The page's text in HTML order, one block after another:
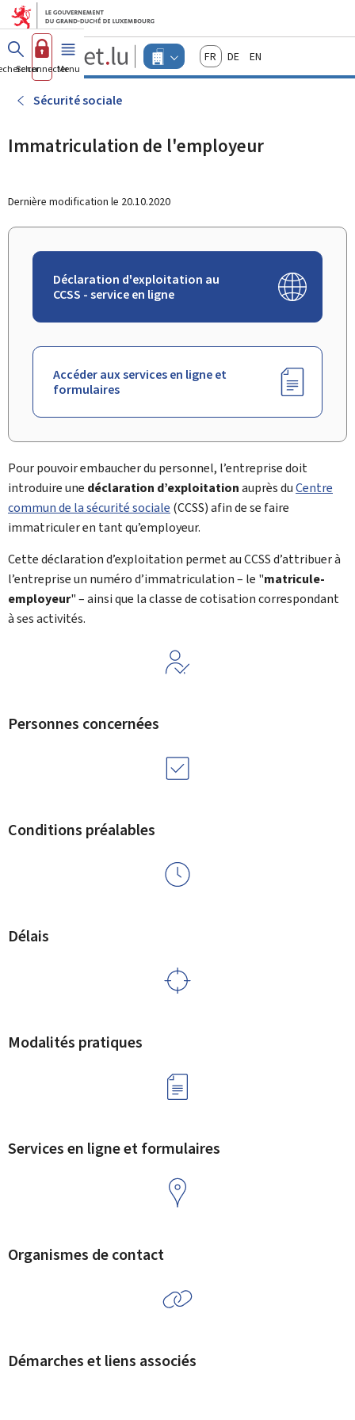
Aller au menu principal
Aller au contenu
Guichet.lu
Changer
d'espace
actif
FrançaisDeutschEnglish
Se connecterMenu principal
Sécurité sociale
Immatriculation de l'employeur
Dernière modification le 20.10.2020
Déclaration d'exploitation au
CCSS - service en ligne
Accéder aux services en ligne et
formulaires
Pour pouvoir embaucher du personnel, l’entreprise doit
introduire une déclaration d’exploitationauprès duCentre
commun de la sécurité sociale (CCSS) afin de se faire
immatriculer en tant qu’employeur.
Cette déclaration d’exploitation permet au CCSS d’attribuer à
l’entreprise un numéro d’immatriculation – le "matricule-
employeur" – ainsi que la classe de cotisation correspondant
à ses activités.
Personnes concernées
Conditions préalables
Délais
Modalités pratiques
Services en ligne et formulaires
Organismes de contact
Démarches et liens associés